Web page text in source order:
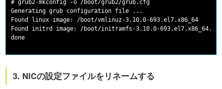
# grub2-mkconfig -o /boot/grub2/grub.cfg
Generating grub configuration file ...
Found linux image: /boot/vmlinuz-3.10.0-693.el7.x86_64
Found initrd image: /boot/initramfs-3.10.0-
done
3. NICの設定ファイルをリネームする